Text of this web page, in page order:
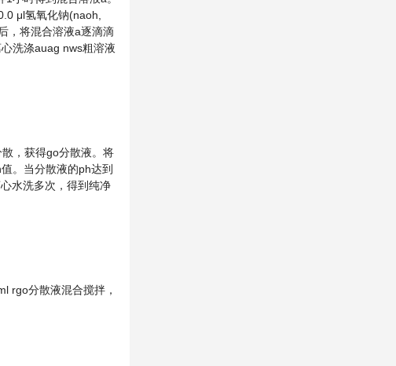
μl氢氧化钠(naoh,
，将混合溶液a逐滴滴
洗涤auag nws粗溶液
，获得go分散液。将
。当分散液的ph达到
水洗多次，得到纯净
rgo分散液混合搅拌，